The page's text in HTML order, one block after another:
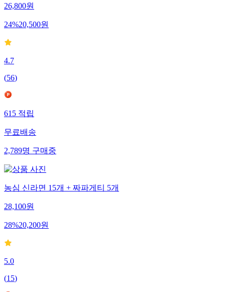
26,800원
24%20,500원
4.7
(56)
615적립
무료배송
2,789명구매중
농심 신라면 15개 + 짜파게티 5개
28,100원
28%20,200원
5.0
(15)